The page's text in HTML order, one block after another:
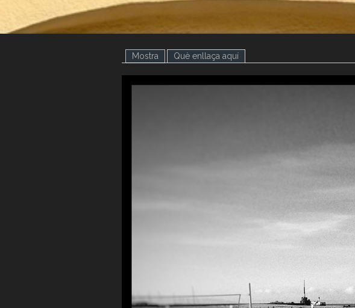
Mostra (pestanya activa)
Què enllaça aquí